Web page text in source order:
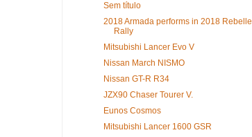
Sem título
2018 Armada performs in 2018 Rebelle
Rally
Mitsubishi Lancer Evo V
Nissan March NISMO
Nissan GT-R R34
JZX90 Chaser Tourer V.
Eunos Cosmos
Mitsubishi Lancer 1600 GSR